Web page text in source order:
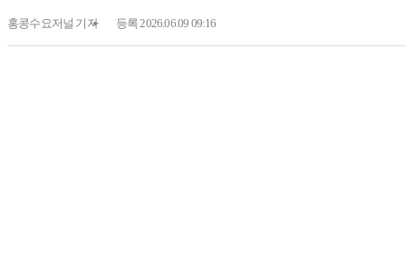
홍콩수요저널 기자 등록 2026.06.09 09:16